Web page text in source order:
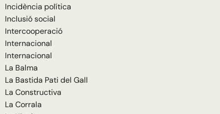
Incidència política
Inclusió social
Intercooperació
Internacional
Internacional
La Balma
La Bastida Pati del Gall
La Constructiva
La Corrala